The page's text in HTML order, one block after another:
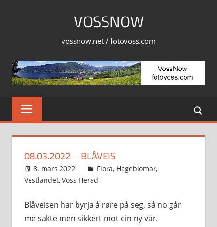
VOSSNOW
vossnow.net / fotovoss.com
08.03.2022 – BLÅVEIS
8. mars 2022 Svein
Flora, Hageblomar,
Vestlandet, Voss Herad
Blåveisen har byrja å røre på seg, så no går
me sakte men sikkert mot ein ny vår.